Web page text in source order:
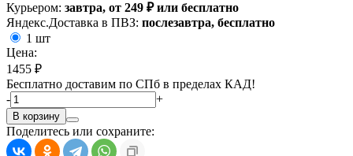
Курьером: завтра, от 249 ₽ или бесплатно
Яндекс.Доставка в ПВЗ: послезавтра, бесплатно
1 шт
Цена:
1455 ₽
Бесплатно доставим по СПб в пределах КАД!
-
+
В корзину
Поделитесь или сохраните: